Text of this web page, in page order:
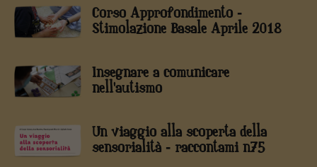
Corso Approfondimento -
Stimolazione Basale Aprile 2018
Insegnare a comunicare
nell'autismo
Un viaggio alla scoperta della
sensorialità - raccontami n75